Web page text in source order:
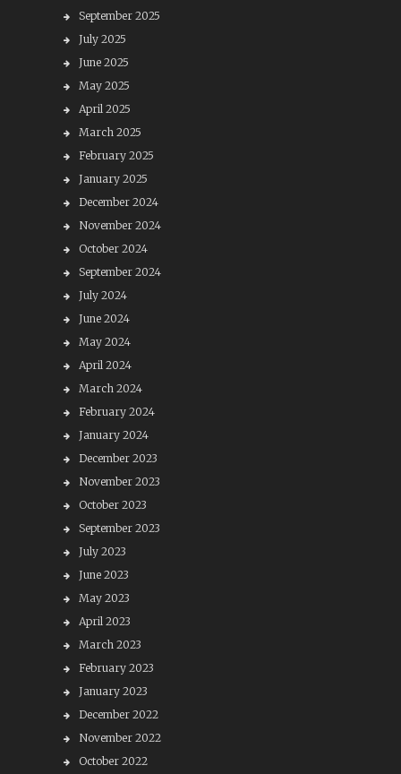
September 2025
July 2025
June 2025
May 2025
April 2025
March 2025
February 2025
January 2025
December 2024
November 2024
October 2024
September 2024
July 2024
June 2024
May 2024
April 2024
March 2024
February 2024
January 2024
December 2023
November 2023
October 2023
September 2023
July 2023
June 2023
May 2023
April 2023
March 2023
February 2023
January 2023
December 2022
November 2022
October 2022